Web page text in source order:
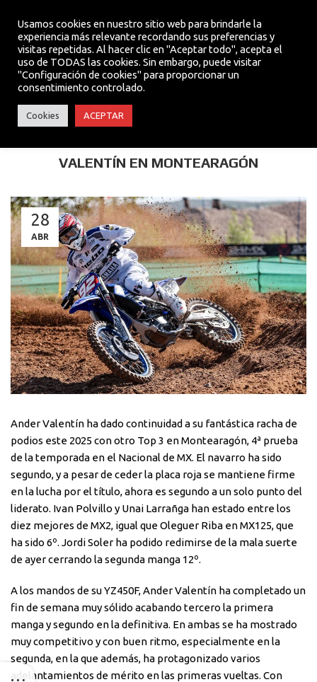
MENU
VALENTÍN EN MONTEARAGÓN
28
ABR
Ander Valentín ha dado continuidad a su fantástica racha de
podios este 2025 con otro Top 3 en Montearagón, 4ª prueba
de la temporada en el Nacional de MX. El navarro ha sido
segundo, y a pesar de ceder la placa roja se mantiene firme
en la lucha por el título, ahora es segundo a un solo punto del
liderato. Ivan Polvillo y Unai Larrañga han estado entre los
diez mejores de MX2, igual que Oleguer Riba en MX125, que
ha sido 6º. Jordi Soler ha podido redimirse de la mala suerte
de ayer cerrando la segunda manga 12º.
A los mandos de su YZ450F, Ander Valentín ha completado un
fin de semana muy sólido acabando tercero la primera
manga y segundo en la definitiva. En ambas se ha mostrado
muy competitivo y con buen ritmo, especialmente en la
segunda, en la que además, ha protagonizado varios
adelantamientos de mérito en las primeras vueltas. Con
Usamos cookies en nuestro sitio web para brindarle la
experiencia más relevante recordando sus preferencias y
visitas repetidas. Al hacer clic en "Aceptar todo", acepta el
uso de TODAS las cookies. Sin embargo, puede visitar
"Configuración de cookies" para proporcionar un
consentimiento controlado.
Cookies ACEPTAR